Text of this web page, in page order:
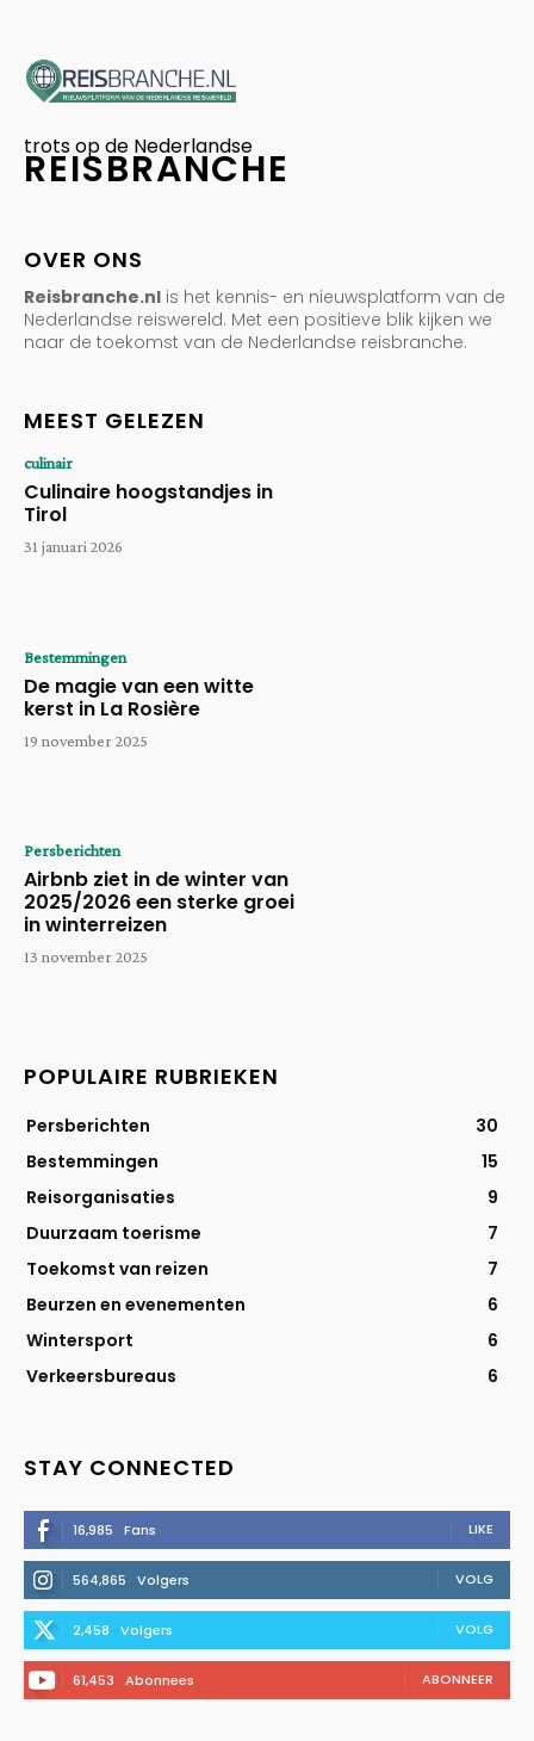
trots op de Nederlandse
REISBRANCHE
OVER ONS
Reisbranche.nl is het kennis- en nieuwsplatform van de
Nederlandse reiswereld. Met een positieve blik kijken we
naar de toekomst van de Nederlandse reisbranche.
MEEST GELEZEN
culinair
Culinaire hoogstandjes in
Tirol
31 januari 2026
Bestemmingen
De magie van een witte
kerst in La Rosière
19 november 2025
Persberichten
Airbnb ziet in de winter van
2025/2026 een sterke groei
in winterreizen
13 november 2025
POPULAIRE RUBRIEKEN
Persberichten
30
Bestemmingen
15
Reisorganisaties
9
Duurzaam toerisme
7
Toekomst van reizen
7
Beurzen en evenementen
6
Wintersport
6
Verkeersbureaus
6
STAY CONNECTED
16,985 Fans LIKE
564,865 Volgers VOLG
2,458 Volgers VOLG
61,453 Abonnees ABONNEER